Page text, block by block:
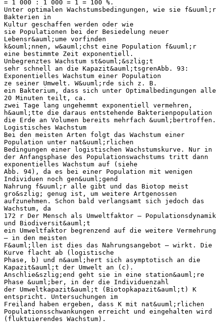
= 1 000 : 1 000 = 1 = 100 %.
Unter optimalen Wachstumsbedingungen, wie sie f&uuml;r
Bakterien in
Kultur geschaffen werden oder wie
sie Populationen bei der Besiedelung neuer
Lebensr&auml;ume vorfinden
k&ouml;nnen, w&auml;chst eine Population f&uuml;r
eine bestimmte Zeit exponentiell.
Unbegrenztes Wachstum st&ouml;&szlig;t
sehr schnell an die Kapazit&auml;tsgrenAbb. 93:
Exponentielles Wachstum einer Population
ze seiner Umwelt. W&uuml;rde sich z. B.
ein Bakterium, dass sich unter Optimalbedingungen alle
20 Minuten teilt, ca.
zwei Tage lang ungehemmt exponentiell vermehren,
h&auml;tte die daraus entstehende Bakterienpopulation
die Erde an Volumen bereits mehrfach &uuml;bertroffen.
Logistisches Wachstum
Bei den meisten Arten folgt das Wachstum einer
Population unter nat&uuml;rlichen
Bedingungen einer logistischen Wachstumskurve. Nur in
der Anfangsphase des Populationswachstums tritt dann
exponentielles Wachstum auf (siehe
Abb. 94), da es bei einer Population mit wenigen
Individuen noch gen&uuml;gend
Nahrung f&uuml;r alle gibt und das Biotop meist
gro&szlig; genug ist, um weitere Artgenossen
aufzunehmen. Schon bald verlangsamt sich jedoch das
Wachstum, da
172 r Der Mensch als Umweltfaktor – Populationsdynamik
und Biodiversit&auml;t
ein Umweltfaktor begrenzend auf die weitere Vermehrung
– in den meisten
F&auml;llen ist dies das Nahrungsangebot – wirkt. Die
Kurve flacht ab (logistische
Phase, b) und n&auml;hert sich asymptotisch an die
Kapazit&auml;t der Umwelt an (c).
Anschlie&szlig;end geht sie in eine station&auml;re
Phase &uuml;ber, in der die Individuenzahl
der Umweltkapazit&auml;t (Biotopkapazit&auml;t) K
entspricht. Untersuchungen im
Freiland haben ergeben, dass K mit nat&uuml;rlichen
Populationsschwankungen erreicht und eingehalten wird
(fluktuierendes Wachstum).